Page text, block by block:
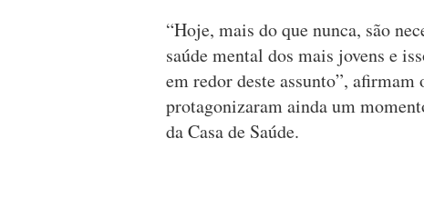
“Hoje, mais do que nunca, são
saúde mental dos mais jovens e
em redor deste assunto”,
protagonizaram ainda um
da Casa de Saúde.